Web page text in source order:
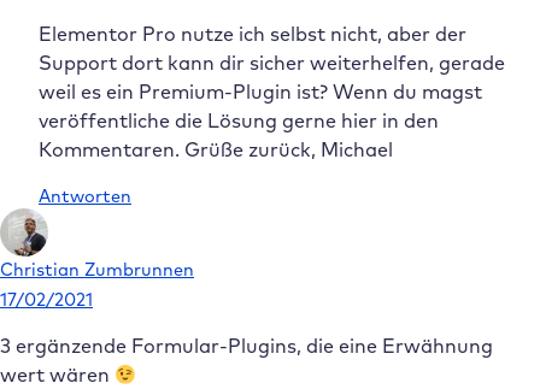
Elementor Pro nutze ich selbst nicht, aber der
Support dort kann dir sicher weiterhelfen, gerade
weil es ein Premium-Plugin ist? Wenn du magst
veröffentliche die Lösung gerne hier in den
Kommentaren. Grüße zurück, Michael
Antworten
Christian Zumbrunnen
17/02/2021
3 ergänzende Formular-Plugins, die eine Erwähnung
wert wären